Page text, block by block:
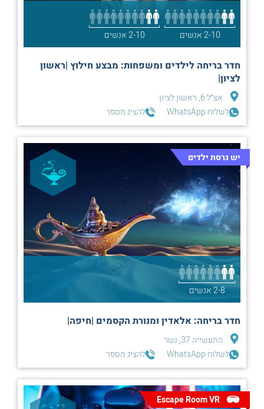
2-10 אנשים 2-10 אנשים
חדר בריחה לילדים ומשפחות: מבצע חילוץ |ראשון
לציון|
אצ״ל 6, ראשון לציון
לשלוח WhatsApp
להציג מספר
יש גרסת ילדים
2-8 אנשים
חדר בריחה: אלאדין ומנורת הקסמים |חיפה|
התעשייה 37, נשר
לשלוח WhatsApp
להציג מספר
Escape Room VR